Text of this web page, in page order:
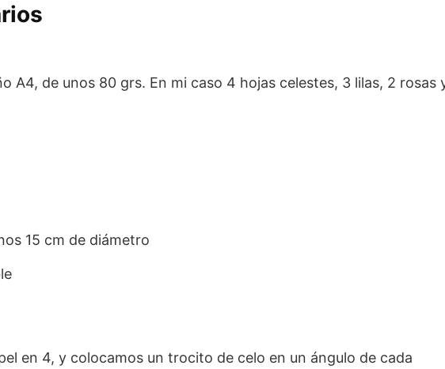
A4, de unos 80 grs. En mi caso 4 hojas celestes, 3 lilas, 2 rosas
15 cm de diámetro
en 4, y colocamos un trocito de celo en un ángulo de cada